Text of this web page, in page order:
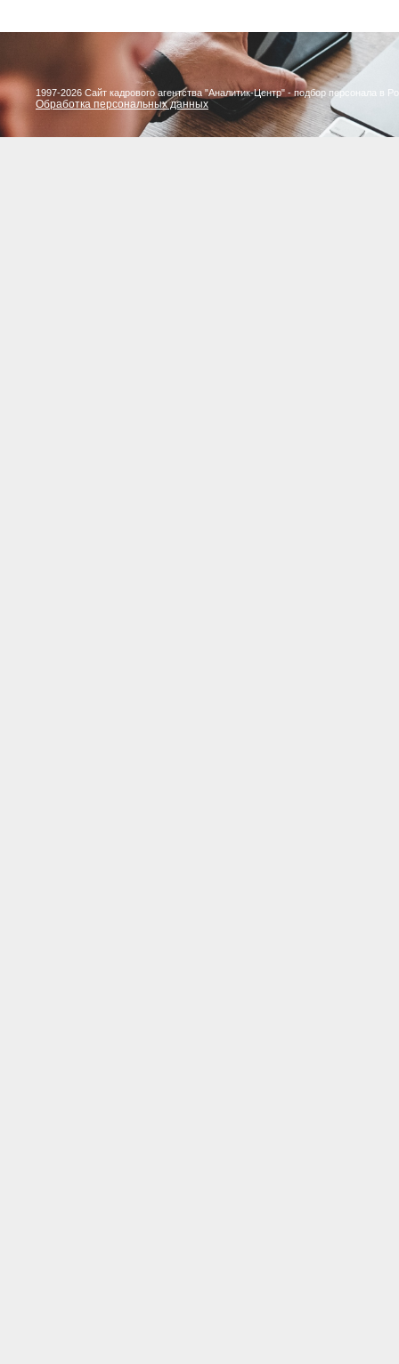
1997-2026 Сайт кадрового агентства "Аналитик-Центр" - подбор персонала в
Обработка персональных данных